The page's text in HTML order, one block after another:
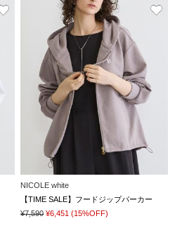
NICOLE white
【TIME SALE】フードジップパーカー
¥7,590 ¥6,451 (15%OFF)